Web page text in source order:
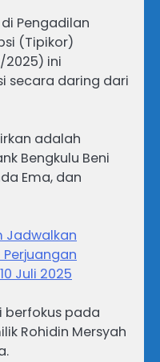
Pengadilan
(Tipikor)
2025) ini
secara daring dari
adalah
Bengkulu Beni
Ema, dan
Jadwalkan
Perjuangan
Juli 2025
berfokus pada
Rohidin Mersyah